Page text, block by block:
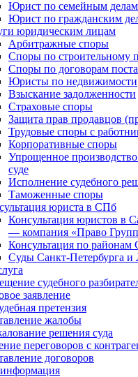
Юрист по семейным делам
Юрист по гражданским
юридическим лицам
Арбитражные споры
Споры по строительному
Споры по договорам
Юристы по недвижимости
Взыскание задолженности
Страховые споры
Защита прав продавцов
Трудовые споры с
Корпоративные споры
Упрощенное
суде
Исполнение судебного
Таможенные споры
юриста в СПб
Консультация юристов в
— компания «Право
Консультация по
Суды Санкт-Петербурга
судебного
заявление
претензия
жалобы
решения суда
переговоров с
договоров